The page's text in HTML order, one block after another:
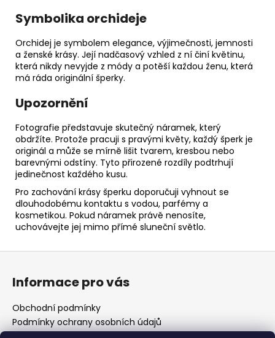
Symbolika orchideje
Orchidej je symbolem elegance, výjimečnosti, jemnosti
a ženské krásy. Její nadčasový vzhled z ní činí květinu,
která nikdy nevyjde z módy a potěší každou ženu, která
má ráda originální šperky.
Upozornění
Fotografie představuje skutečný náramek, který
obdržíte. Protože pracuji s pravými květy, každý šperk je
originál a může se mírně lišit tvarem, kresbou nebo
barevnými odstíny. Tyto přirozené rozdíly podtrhují
jedinečnost každého kusu.
Pro zachování krásy šperku doporučuji vyhnout se
dlouhodobému kontaktu s vodou, parfémy a
kosmetikou. Pokud náramek právě nenosíte,
uchovávejte jej mimo přímé sluneční světlo.
Z
Informace pro vás
Obchodní podmínky
Podmínky ochrany osobních údajů